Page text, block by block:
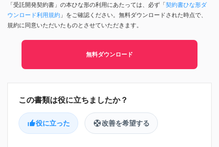
「受託開発契約書」の本ひな形の利用にあたっては、必ず「契約書ひな形ダ
ウンロード利用規約 」をご確認ください。無料ダウンロードされた時点で、
規約に同意いただいたものとさせていただきます。
無料ダウンロード
役に立った 改善を希望する